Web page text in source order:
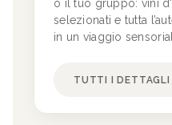
o il tuo gruppo: vini
selezionati e tutta
in un viaggio
TUTTI I DETTAGLI